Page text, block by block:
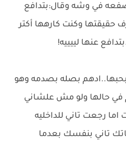
في وشه وقال:بتدافع
حقيقتها وكنت كارهها أكتر
عنها لييييه!
بصله بصدمه وهو
في حالها ولو مش علشاني
رجعت تاني للداخليه
تاني بنفسك بعدما